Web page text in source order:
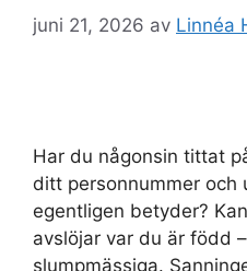
juni 21, 2026 av Linnéa
Har du någonsin tittat
ditt personnummer och
egentligen betyder?
avslöjar var du är född
slumpmässiga.